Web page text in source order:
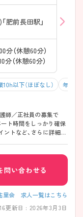
肥前長田駅」
分（休憩60分）
分（休憩60分）
10h以下（ほぼなし） 年間休
師／正社員の募集で
ト時間をしっかり確保
ントなど、さらに詳細を
問い合わせる
里会 求人一覧はこちら
更新日 : 2026年3月3日